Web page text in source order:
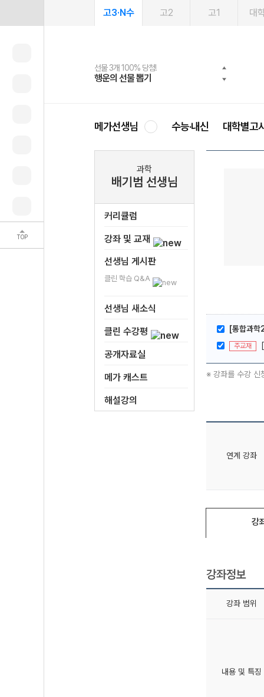
TOP
고3·N수 고2 고1 대
선물 3개 100% 당첨!
행운의 선물 뽑기
선물 100% 증정!
메가스터디 X 올리브
여름방학 스터디 캐시백
메가런 썸머스쿨
2027 러셀 단과
강사 공개선발
스마트러닝앱
설문 EVENT
메가패스
3일 무료 체험권
메가패스 수강생 무료혜택!
메가클럽 멤버십
사회공헌 캠페인
희망이룸 메가나눔
메가선생님 수능·내신 대학별고
과학
배기범 선생님
커리큘럼
강좌 및 교재
선생님 게시판
클린 학습 Q&A
선생님 새소식
클린 수강평
공개자료실
메가 캐스트
해설강의
[통합과학
주교재
※ 강좌를 수강 신
연계 강좌
강
강좌정보
강좌 범위
내용 및 특징